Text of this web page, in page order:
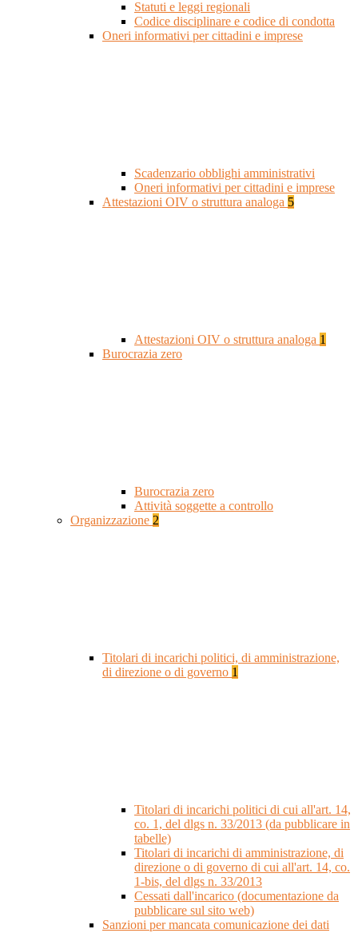
Statuti e leggi regionali
Codice disciplinare e codice di condotta
Oneri informativi per cittadini e imprese
Scadenzario obblighi amministrativi
Oneri informativi per cittadini e imprese
Attestazioni OIV o struttura analoga 5
Attestazioni OIV o struttura analoga 1
Burocrazia zero
Burocrazia zero
Attività soggette a controllo
Organizzazione 2
Titolari di incarichi politici, di amministrazione,
di direzione o di governo 1
Titolari di incarichi politici di cui all'art. 14,
co. 1, del dlgs n. 33/2013 (da pubblicare in
tabelle)
Titolari di incarichi di amministrazione, di
direzione o di governo di cui all'art. 14, co.
1-bis, del dlgs n. 33/2013
Cessati dall'incarico (documentazione da
pubblicare sul sito web)
Sanzioni per mancata comunicazione dei dati